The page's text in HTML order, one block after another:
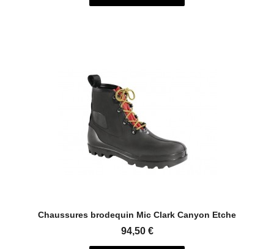
Aperçu rapide
Chaussures brodequin Mic Clark Canyon Etche
94,50 €